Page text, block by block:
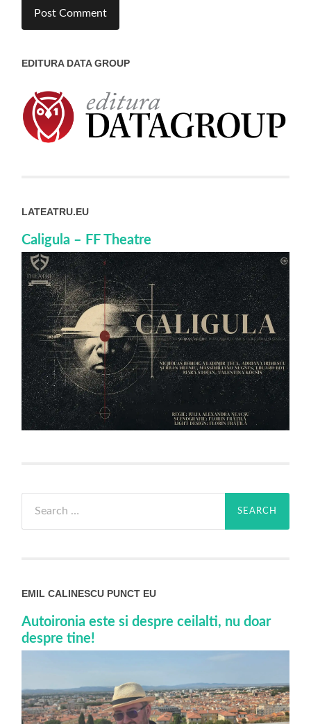
EDITURA DATA GROUP
LATEATRU.EU
Caligula – FF Theatre
for:
EMIL CALINESCU PUNCT EU
Autoironia este si despre ceilalti, nu doar
despre tine!